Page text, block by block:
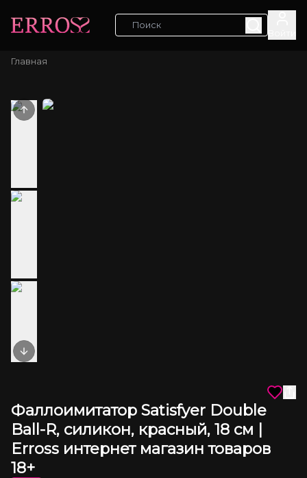
Главная
Previous slide
Next slide
Фаллоимитатор Satisfyer Double
Ball-R, силикон, красный, 18 см |
Erross интернет магазин товаров
18+